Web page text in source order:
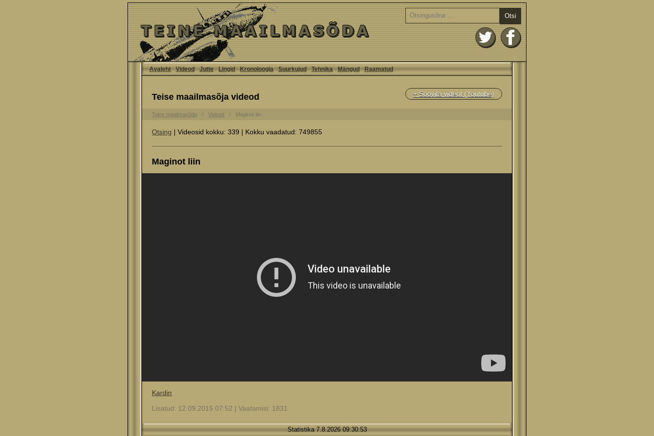
Otsi
Avaleht Videod Jutte Lingid Kronoloogia Suurkujud Tehnika Mängud Raamatud
Teise maailmasõja videod + Soovita videot (Youtube)
Teine maailmasõda Videod Maginot liin
Otsing | Videosid kokku: 339 | Kokku vaadatud: 749855
Maginot liin
Kardin
Lisatud: 12.09.2015 07:52 | Vaatamisi: 1831
Statistika 7.8.2026 09:30:53